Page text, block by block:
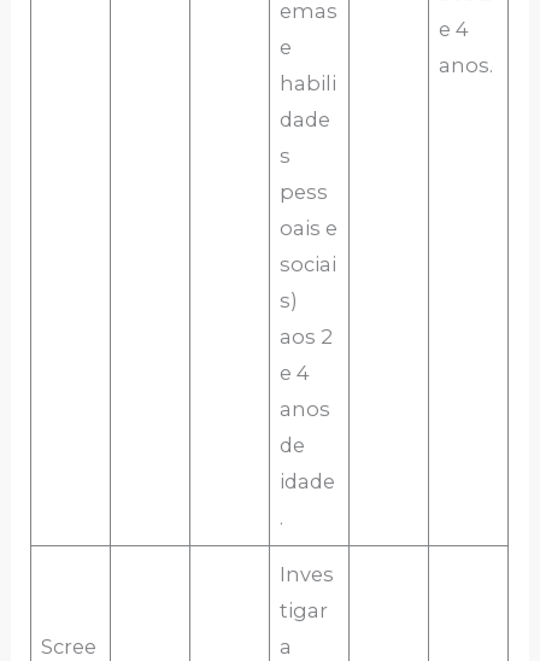
emas
e
habili
dade
s
pess
oais e
sociai
s)
aos 2
e 4
anos
de
idade
.
e 4
anos.
Scree
Inves
tigar
a